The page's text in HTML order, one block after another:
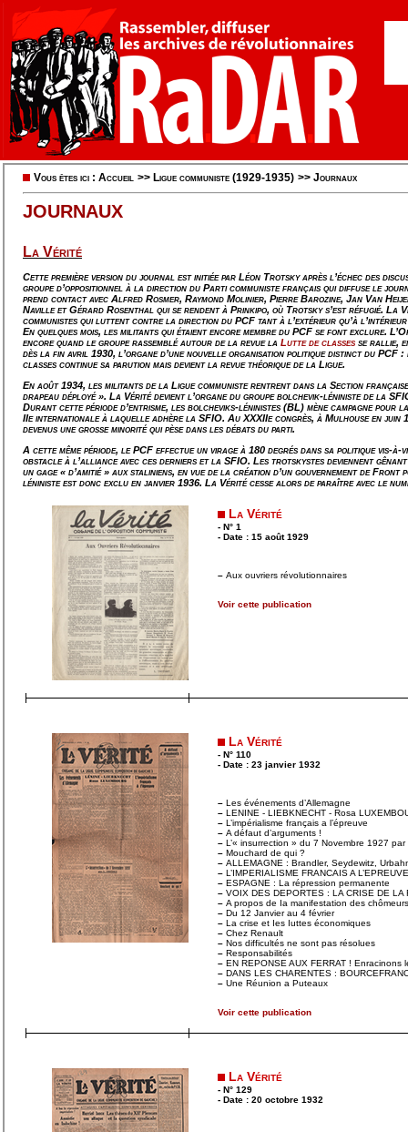
Vous êtes ici : Accueil >> Ligue communiste (1929-1935) >> Journaux
JOURNAUX
La Vérité
Cette première version du journal est initiée par Léon Trotsky après l’échec des
groupe d’oppositionnel à la direction du Parti communiste français qui diffuse le
prend contact avec Alfred Rosmer, Raymond Molinier, Pierre Barozine, Jan Van
Naville et Gérard Rosenthal qui se rendent à Prinkipo, où Trotsky s’est réfugié. La
communistes qui luttent contre la direction du PCF tant à l’extérieur qu’à
En quelques mois, les militants qui étaient encore membre du PCF se font exclure.
encore quand le groupe rassemblé autour de la revue la Lutte de classes se rallie,
dès la fin avril 1930, l’organe d’une nouvelle organisation politique distinct du PCF :
classes continue sa parution mais devient la revue théorique de la Ligue.
En août 1934, les militants de la Ligue communiste rentrent dans la Section
drapeau déployé ». La Véritédevient l’organe du groupe bolchevik-léniniste de la
Durant cette période d’entrisme, les bolcheviks-léninistes (BL) mène campagne
IIe internationale à laquelle adhère la SFIO. Au XXXIIe congrès, à Mulhouse en juin
devenus une grosse minorité qui pèse dans les débats du parti.
A cette même période, le PCF effectue un virage à 180 degrés dans sa politique vis-à-
obstacle à l’alliance avec ces derniers et la SFIO. Les trotskystes deviennent
un gage « d’amitié » aux staliniens, en vue de la création d’un gouvernement de
léniniste est donc exclu en janvier 1936. La Véritécesse alors de paraître avec le
La Vérité
- N° 1
- Date : 15 août 1929
– Aux ouvriers révolutionnaires
Voir cette publication
La Vérité
- N° 110
- Date : 23 janvier 1932
– Les événements d’Allemagne
– LENINE - LIEBKNECHT - Rosa
– L’impérialisme français a l’épreuve
– A défaut d’arguments !
– L’« insurrection » du 7 Novembre 1927
– Mouchard de qui ?
– ALLEMAGNE : Brandler, Seydewitz,
– L’IMPERIALISME FRANCAIS A L’EPREUVE
– ESPAGNE : La répression permanente
– VOIX DES DEPORTES : LA CRISE DE LA
– A propos de Ia manifestation des chômeurs
– Du 12 Janvier au 4 février
– La crise et Ies Iuttes économiques
– Chez Renault
– Nos difficultés ne sont pas résolues
– Responsabilités
– EN REPONSE AUX FERRAT ! Enracinons
– DANS LES CHARENTES :
– Une Réunion a Puteaux
Voir cette publication
La Vérité
- N° 129
- Date : 20 octobre 1932